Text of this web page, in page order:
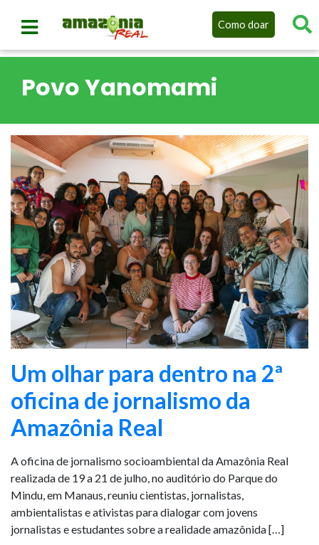
Como doar
Povo Yanomami
Um olhar para dentro na 2ª
oficina de jornalismo da
Amazônia Real
A oficina de jornalismo socioambiental da Amazônia Real
realizada de 19 a 21 de julho, no auditório do Parque do
Mindu, em Manaus, reuniu cientistas, jornalistas,
ambientalistas e ativistas para dialogar com jovens
jornalistas e estudantes sobre a realidade amazônida […]